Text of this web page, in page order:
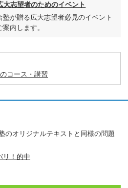
大志望者のためのイベント
塾が贈る広大志望者必見のイベント
案内します。
コース・講習
のオリジナルテキストと同様の問題
リ！的中